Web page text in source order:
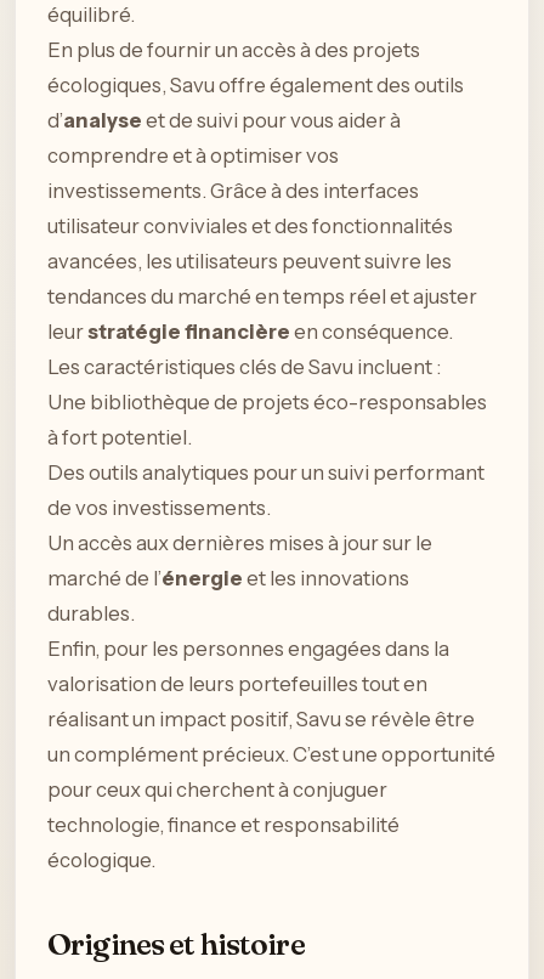
équilibré.
En plus de fournir un accès à des projets
écologiques, Savu offre également des outils
d’analyse et de suivi pour vous aider à
comprendre et à optimiser vos
investissements. Grâce à des interfaces
utilisateur conviviales et des fonctionnalités
avancées, les utilisateurs peuvent suivre les
tendances du marché en temps réel et ajuster
leurstratégie financière en conséquence.
Les caractéristiques clés de Savu incluent :
Une bibliothèque de projets éco-responsables
à fort potentiel.
Des outils analytiques pour un suivi performant
de vos investissements.
Un accès aux dernières mises à jour sur le
marché de l’énergie et les innovations
durables.
Enfin, pour les personnes engagées dans la
valorisation de leurs portefeuilles tout en
réalisant un impact positif, Savu se révèle être
un complément précieux. C’est une opportunité
pour ceux qui cherchent à conjuguer
technologie, finance et responsabilité
écologique.
Origines et histoire